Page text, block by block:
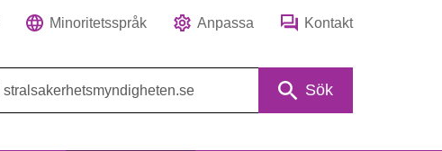
Minoritetsspråk Anpassa Kontakt
Sök